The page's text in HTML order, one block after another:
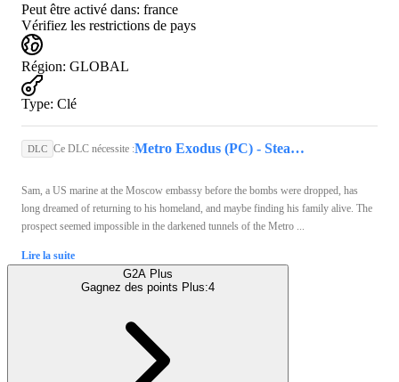
Peut être activé dans: france
Vérifiez les restrictions de pays
Région: GLOBAL
Type: Clé
DLC Ce DLC nécessite : Metro Exodus (PC) - Steam Key - GLOBAL
Sam, a US marine at the Moscow embassy before the bombs were dropped, has
long dreamed of returning to his homeland, and maybe finding his family alive. The
prospect seemed impossible in the darkened tunnels of the Metro ...
Lire la suite
G2A Plus
Gagnez des points Plus:4